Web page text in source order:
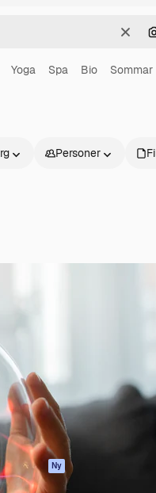
Yoga Spa Bio Sommar
Personer
Academy
Dokumentation
Support
Användarvillkor
Integritetspolicy
Original
Ny
Cookies policy
Om